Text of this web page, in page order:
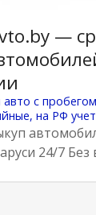
—
с
на РФ
24/7